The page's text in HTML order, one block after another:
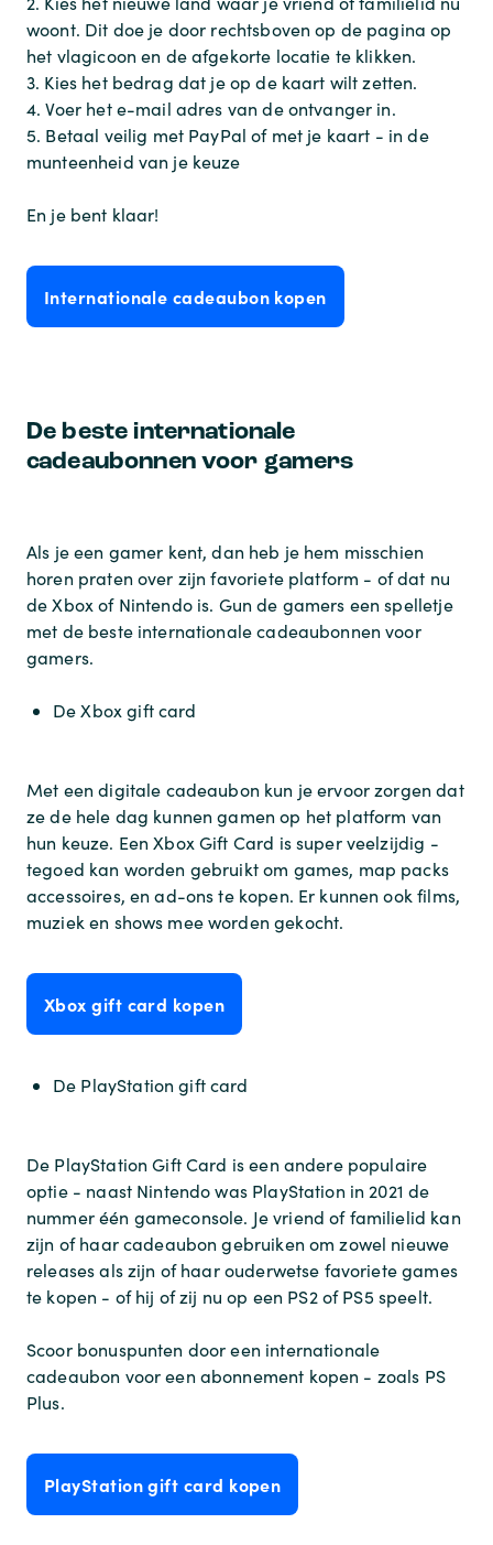
woont. Dit doe je door rechtsboven op de pagina op
het vlagicoon en de afgekorte locatie te klikken.
3. Kies het bedrag dat je op de kaart wilt zetten.
4. Voer het e-mail adres van de ontvanger in.
5. Betaal veilig met PayPal of met je kaart - in de
munteenheid van je keuze
En je bent klaar!
Internationale cadeaubon kopen
De beste internationale
cadeaubonnen voor gamers
Als je een gamer kent, dan heb je hem misschien
horen praten over zijn favoriete platform - of dat nu
de Xbox of Nintendo is. Gun de gamers een spelletje
met de beste internationale cadeaubonnen voor
gamers.
De Xbox gift card
Met een digitale cadeaubon kun je ervoor zorgen dat
ze de hele dag kunnen gamen op het platform van
hun keuze. Een Xbox Gift Card is super veelzijdig -
tegoed kan worden gebruikt om games, map packs
accessoires, en ad-ons te kopen. Er kunnen ook films,
muziek en shows mee worden gekocht.
Xbox gift card kopen
De PlayStation gift card
De PlayStation Gift Card is een andere populaire
optie - naast Nintendo was PlayStation in 2021 de
nummer één gameconsole. Je vriend of familielid kan
zijn of haar cadeaubon gebruiken om zowel nieuwe
releases als zijn of haar ouderwetse favoriete games
te kopen - of hij of zij nu op een PS2 of PS5 speelt.
Scoor bonuspunten door een internationale
cadeaubon voor een abonnement kopen - zoals PS
Plus.
PlayStation gift card kopen